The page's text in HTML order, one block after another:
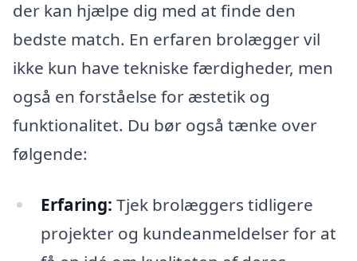
der kan hjælpe dig med at finde den
bedste match. En erfaren brolægger vil
ikke kun have tekniske færdigheder, men
også en forståelse for æstetik og
funktionalitet. Du bør også tænke over
følgende:
Erfaring: Tjek brolæggers tidligere
projekter og kundeanmeldelser for at